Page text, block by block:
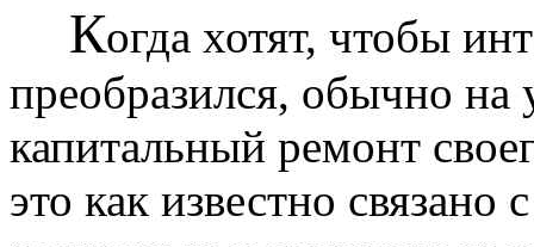
Когда хотят, чтобы
преобразился, обычно на
капитальный ремонт
это как известно